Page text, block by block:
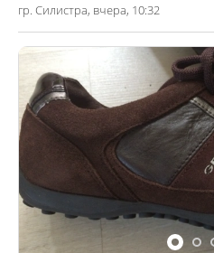
гр. Силистра, вчера, 10:32